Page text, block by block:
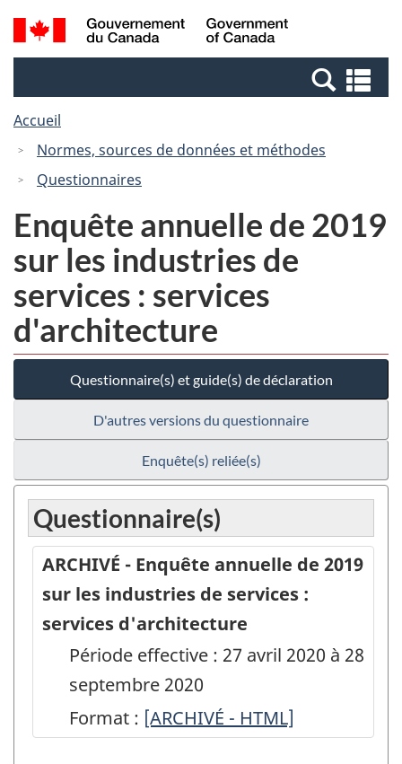
Passer
au
Passer
à
Canada
Recherche
et
et
Accueil
Normes, sources de données et méthodes
Questionnaires
Enquête annuelle de 2019
sur les industries de
services : services
d'architecture
Questionnaire(s) et guide(s) de déclaration
D'autres versions du questionnaire
Enquête(s) reliée(s)
Questionnaire(s)
ARCHIVÉ - Enquête annuelle de 2019
sur les industries de services :
services d'architecture
Période effective : 27 avril 2020 à 28
septembre 2020
Format : ARCHIVÉ
[ARCHIVÉ - HTML]